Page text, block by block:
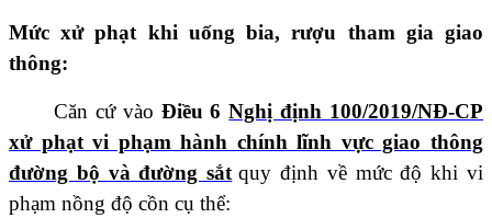
Mức xử phạt khi uống bia, rượu tham gia giao
thông:
Căn cứ vào Điều 6 Nghị định 100/2019/NĐ-CP
xử phạt vi phạm hành chính lĩnh vực giao thông
đường bộ và đường sắt quy định về mức độ khi vi
phạm nồng độ cồn cụ thể: